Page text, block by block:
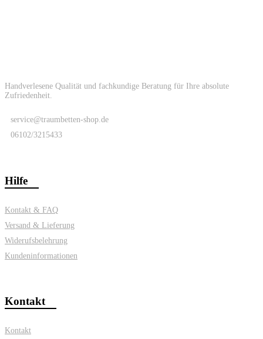
Handverlesene Qualität und fachkundige Beratung für Ihre absolute
Zufriedenheit.
service@traumbetten-shop.de
06102/3215433
Hilfe
Kontakt & FAQ
Versand & Lieferung
Widerufsbelehrung
Kundeninformationen
Kontakt
Kontakt